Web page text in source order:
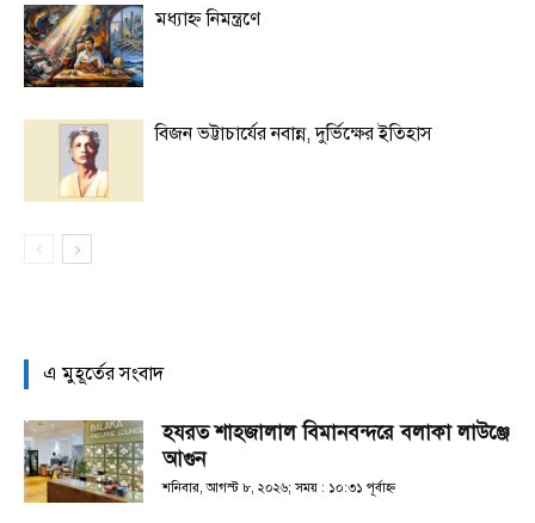
মধ্যাহ্ন নিমন্ত্রণে
বিজন ভট্টাচার্যের নবান্ন, দুর্ভিক্ষের ইতিহাস
এ মুহূর্তের সংবাদ
হযরত শাহজালাল বিমানবন্দরে বলাকা লাউঞ্জে
আগুন
শনিবার, আগস্ট ৮, ২০২৬; সময় : ১০:৩১ পূর্বাহ্ণ